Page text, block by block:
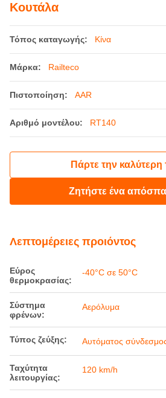
Κουτάλα
Τόπος καταγωγής: Κίνα
Μάρκα: Railteco
Πιστοποίηση: AAR
Αριθμό μοντέλου: RT140
Πάρτε την καλύτερη
Ζητήστε ένα
Λεπτομέρειες προιόντος
Εύρος
θερμοκρασίας:
-40°C σε 50°C
Σύστημα
φρένων:
Αερόλυμα
Τύπος ζεύξης: Αυτόματος
Ταχύτητα
λειτουργίας:
120 km/h